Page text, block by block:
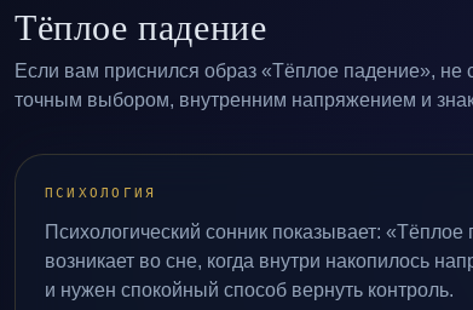
Тёплое падение
Если вам приснился образ «Тёплое падение», не
точным выбором, внутренним напряжением и
ПСИХОЛОГИЯ
Психологический сонник показывает: «Тёплое
возникает во сне, когда внутри накопилось
и нужен спокойный способ вернуть контроль.